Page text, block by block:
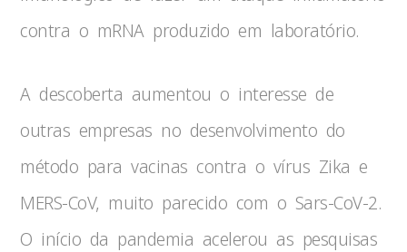
contra o mRNA produzido em laboratório.
A descoberta aumentou o interesse de
outras empresas no desenvolvimento do
método para vacinas contra o vírus Zika e
MERS-CoV, muito parecido com o Sars-CoV-2.
O início da pandemia acelerou as pesquisas